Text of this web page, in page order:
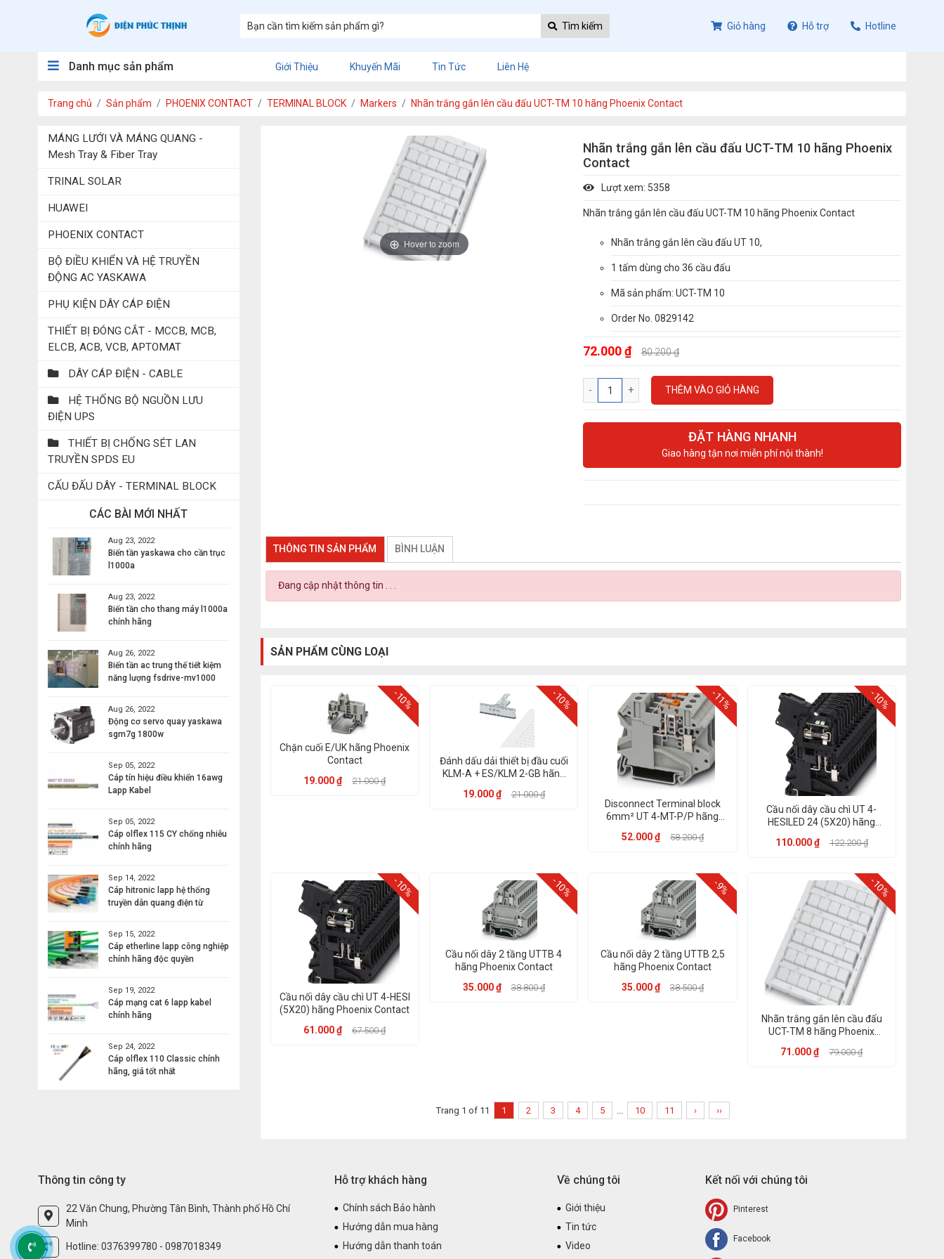
Tìm kiếm Giỏ hàng Hỗ trợ Hotline
Danh mục sản phẩm Giới Thiệu Khuyến Mãi Tin Tức Liên Hệ
Trang chủ Sản phẩm PHOENIX CONTACT TERMINAL BLOCK Markers Nhãn trắng gắn lên cầu đấu UCT-TM 10 hãng Phoenix Contact
MÁNG LƯỚI VÀ MÁNG QUANG -
Mesh Tray & Fiber Tray
TRINAL SOLAR
HUAWEI
PHOENIX CONTACT
BỘ ĐIỀU KHIỂN VÀ HỆ TRUYỀN
ĐỘNG AC YASKAWA
PHỤ KIỆN DÂY CÁP ĐIỆN
THIẾT BỊ ĐÓNG CẮT - MCCB, MCB,
ELCB, ACB, VCB, APTOMAT
DÂY CÁP ĐIỆN - CABLE
HỆ THỐNG BỘ NGUỒN LƯU
ĐIỆN UPS
THIẾT BỊ CHỐNG SÉT LAN
TRUYỀN SPDS EU
CẤU ĐẤU DÂY - TERMINAL BLOCK
CÁC BÀI MỚI NHẤT
Aug 23, 2022
Biến tần yaskawa cho cần trục
l1000a
Aug 23, 2022
Biến tần cho thang máy l1000a
chính hãng
Aug 26, 2022
Biến tần ac trung thế tiết kiệm
năng lượng fsdrive-mv1000
Aug 26, 2022
Động cơ servo quay yaskawa
sgm7g 1800w
Sep 05, 2022
Cáp tín hiệu điều khiển 16awg
Lapp Kabel
Sep 05, 2022
Cáp olflex 115 CY chống nhiễu
chính hãng
Sep 14, 2022
Cáp hitronic lapp hệ thống
truyền dẫn quang điện từ
Sep 15, 2022
Cáp etherline lapp công nghiệp
chính hãng độc quyền
Sep 19, 2022
Cáp mạng cat 6 lapp kabel
chính hãng
Sep 24, 2022
Cáp olflex 110 Classic chính
hãng, giá tốt nhất
Hover to zoom
Nhãn trắng gắn lên cầu đấu UCT-TM 10 hãng Phoenix
Contact
Lượt xem: 5358
Nhãn trắng gắn lên cầu đấu UCT-TM 10 hãng Phoenix Contact
Nhãn trắng gắn lên cầu đấu UT 10,
1 tấm dùng cho 36 cầu đấu
Mã sản phẩm: UCT-TM 10
Order No. 0829142
72.000 ₫ 80.200 ₫
THÊM VÀO GIỎ HÀNG
ĐẶT HÀNG NHANH
Giao hàng tận nơi miễn phí nội thành!
THÔNG TIN SẢN PHẨM BÌNH LUẬN
Đang cập nhật thông tin . . .
SẢN PHẨM CÙNG LOẠI
-10%
Chặn cuối E/UK hãng Phoenix
Contact
19.000 ₫
21.000 ₫
-10%
Đánh dấu dải thiết bị đầu cuối
KLM-A + ES/KLM 2-GB hãng
19.000 ₫ 21.000 ₫
-11%
Disconnect Terminal block
6mm² UT 4-MT-P/P hãng
52.000 ₫ 58.200 ₫
-10%
Cầu nối dây cầu chì UT 4-
HESILED 24 (5X20) hãng
110.000 ₫ 122.200 ₫
-10%
Cầu nối dây cầu chì UT 4-HESI
(5X20) hãng Phoenix Contact
61.000 ₫
67.500 ₫
-10%
Cầu nối dây 2 tầng UTTB 4
hãng Phoenix Contact
35.000 ₫
38.800 ₫
-9%
Cầu nối dây 2 tầng UTTB 2,5
hãng Phoenix Contact
35.000 ₫
38.500 ₫
-10%
Nhãn trắng gắn lên cầu đấu
UCT-TM 8 hãng Phoenix
71.000 ₫ 79.000 ₫
Trang 1 of 11 1 2 3 4 5 ... 10 11 › ››
Thông tin công ty
22 Văn Chung, Phường Tân Bình, Thành phố Hồ Chí
Minh
Hotline: 0376399780 - 0987018349
Hỗ trợ khách hàng
Chính sách Bảo hành
Hướng dẫn mua hàng
Hướng dẫn thanh toán
Về chúng tôi
Giới thiệu
Tin tức
Video
Kết nối với chúng tôi
Pinterest
Facebook